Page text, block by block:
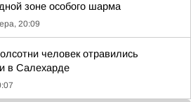
зоне особого шарма
20:09
человек отравились
в Салехарде